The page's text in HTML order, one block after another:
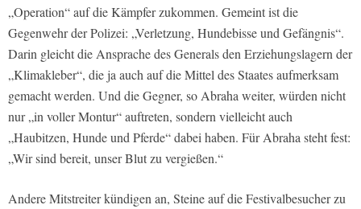
„Operation“ auf die Kämpfer zukommen. Gemeint ist die
Gegenwehr der Polizei: „Verletzung, Hundebisse und Gefängnis“.
Darin gleicht die Ansprache des Generals den Erziehungslagern der
„Klimakleber“, die ja auch auf die Mittel des Staates aufmerksam
gemacht werden. Und die Gegner, so Abraha weiter, würden nicht
nur „in voller Montur“ auftreten, sondern vielleicht auch
„Haubitzen, Hunde und Pferde“ dabei haben. Für Abraha steht fest:
„Wir sind bereit, unser Blut zu vergießen.“
Andere Mitstreiter kündigen an, Steine auf die Festivalbesucher zu